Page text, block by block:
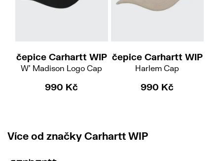
čepice Carhartt WIP
W' Madison Logo Cap
990 Kč
čepice Carhartt WIP
Harlem Cap
990 Kč
Více od značky Carhartt WIP